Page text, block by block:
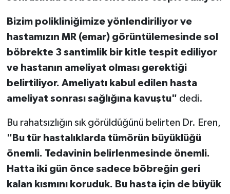
Bizim polikliniğimize yönlendiriliyor ve
hastamızın MR (emar) görüntülemesinde sol
böbrekte 3 santimlik bir kitle tespit ediliyor
ve hastanın ameliyat olması gerektiği
belirtiliyor. Ameliyatı kabul edilen hasta
ameliyat sonrası sağlığına kavuştu" dedi.
Bu rahatsızlığın sık görüldüğünü belirten Dr. Eren,
"Bu tür hastalıklarda tümörün büyüklüğü
önemli. Tedavinin belirlenmesinde önemli.
Hatta iki gün önce sadece böbreğin geri
kalan kısmını koruduk. Bu hasta için de büyük